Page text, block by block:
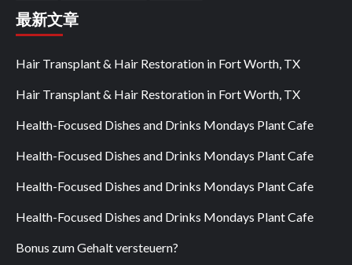
最新文章
Hair Transplant & Hair Restoration in Fort Worth, TX
Hair Transplant & Hair Restoration in Fort Worth, TX
Health-Focused Dishes and Drinks Mondays Plant Cafe
Health-Focused Dishes and Drinks Mondays Plant Cafe
Health-Focused Dishes and Drinks Mondays Plant Cafe
Health-Focused Dishes and Drinks Mondays Plant Cafe
Bonus zum Gehalt versteuern?